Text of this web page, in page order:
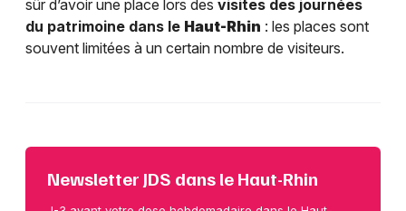
sûr d’avoir une place lors des visites des journées
du patrimoine dans le Haut-Rhin : les places sont
souvent limitées à un certain nombre de visiteurs.
Newsletter JDS dans le Haut-Rhin